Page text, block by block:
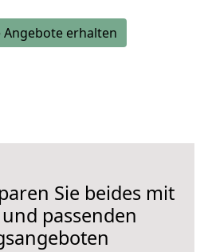
Angebote erhalten
Sie beides mit
passenden